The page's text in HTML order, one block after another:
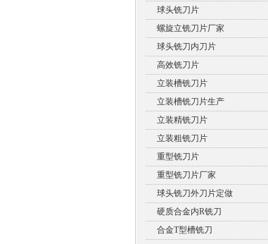
球头铣刀片
螺旋立铣刀片厂家
球头铣刀内刀片
高效铣刀片
立装槽铣刀片
立装槽铣刀片生产
立装精铣刀片
立装粗铣刀片
重型铣刀片
重型铣刀片厂家
球头铣刀外刀片定做
硬质合金内R铣刀
合金T型槽铣刀